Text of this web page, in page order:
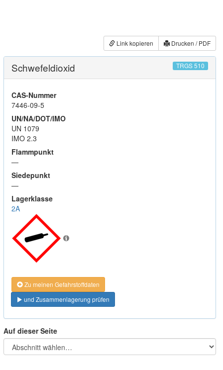
Link kopieren Drucken / PDF
Schwefeldioxid TRGS 510
CAS-Nummer
7446-09-5
UN/NA/DOT/IMO
UN 1079
IMO 2.3
Flammpunkt
—
Siedepunkt
—
Lagerklasse
2A
Zu meinen Gefahrstoffdaten
und Zusammenlagerung prüfen
Auf dieser Seite